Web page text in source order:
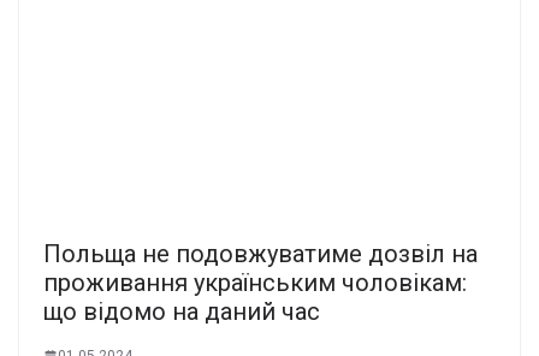
Польща не подовжуватиме дозвіл на
проживання українським чоловікам:
що відомо на даний час